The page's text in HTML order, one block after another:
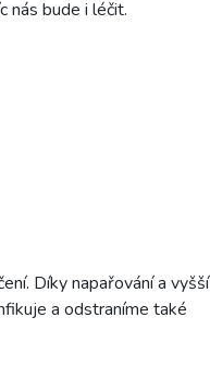
nás bude i léčit.
Díky napařování a vyšší
a odstraníme také